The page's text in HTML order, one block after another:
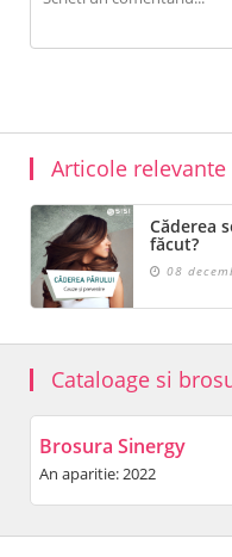
Articole relevante
Căderea
făcut?
08
Cataloage si
Brosura Sinergy
An aparitie: 2022